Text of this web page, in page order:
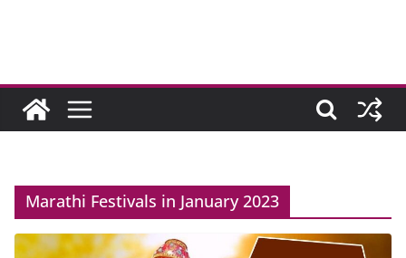
Marathi Festivals in January 2023